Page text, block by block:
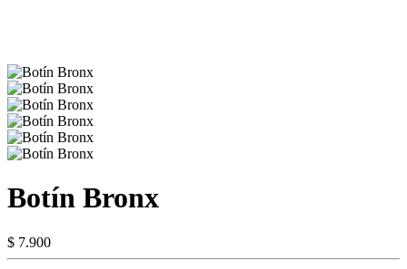
Botín Bronx
$ 7.900